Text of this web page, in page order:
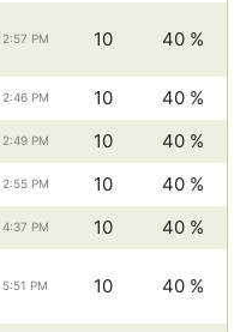
PM 10 40 %
PM 10
40 %
PM 10
40 %
PM 10
40 %
PM 10 40 %
PM 10 40 %